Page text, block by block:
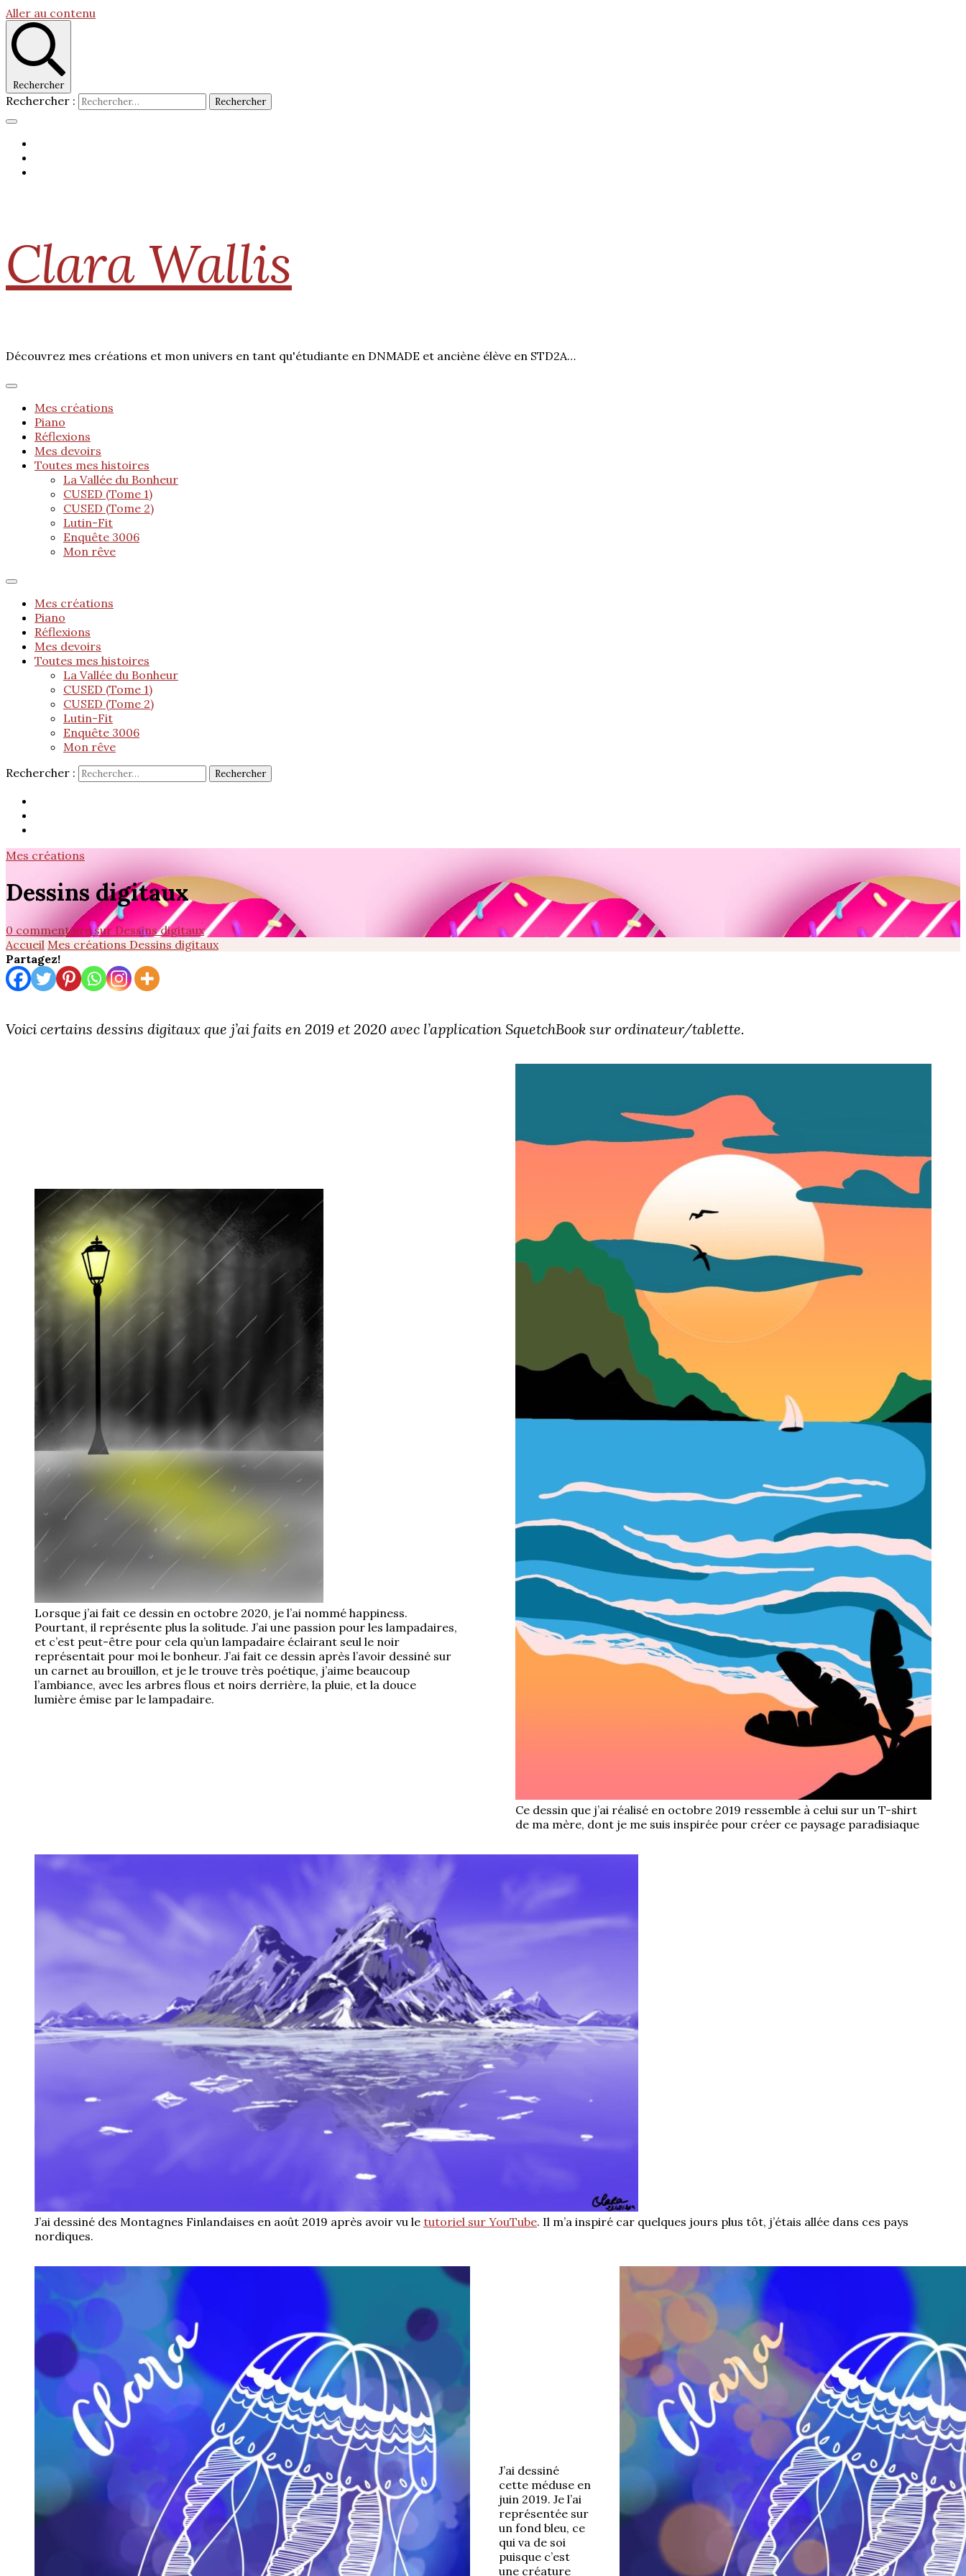
Aller au contenu
Rechercher
Rechercher :
Clara Wallis
Découvrez mes créations et mon univers en tant qu'étudiante en DNMADE et anciène élève en STD2A…
Mes créations
Piano
Réflexions
Mes devoirs
Toutes mes histoires
La Vallée du Bonheur
CUSED (Tome 1)
CUSED (Tome 2)
Lutin-Fit
Enquête 3006
Mon rêve
Mes créations
Piano
Réflexions
Mes devoirs
Toutes mes histoires
La Vallée du Bonheur
CUSED (Tome 1)
CUSED (Tome 2)
Lutin-Fit
Enquête 3006
Mon rêve
Rechercher :
Mes créations
Dessins digitaux
0 commentairesur Dessins digitaux
Accueil Mes créations Dessins digitaux
Partagez!
Voici certains dessins digitaux que j’ai faits en 2019 et 2020 avec l’application SquetchBook sur ordinateur/tablette.
Lorsque j’ai fait ce dessin en octobre 2020, je l’ai nommé happiness.
Pourtant, il représente plus la solitude. J’ai une passion pour les lampadaires,
et c’est peut-être pour cela qu’un lampadaire éclairant seul le noir
représentait pour moi le bonheur. J’ai fait ce dessin après l’avoir dessiné sur
un carnet au brouillon, et je le trouve très poétique, j’aime beaucoup
l’ambiance, avec les arbres flous et noirs derrière, la pluie, et la douce
lumière émise par le lampadaire.
Ce dessin que j’ai réalisé en octobre 2019 ressemble à celui sur un T-shirt
de ma mère, dont je me suis inspirée pour créer ce paysage paradisiaque
J’ai dessiné des Montagnes Finlandaises en août 2019 après avoir vu le tutoriel sur YouTube. Il m’a inspiré car quelques jours plus tôt, j’étais allée dans ces pays
nordiques.
J’ai dessiné
cette méduse en
juin 2019. Je l’ai
représentée sur
un fond bleu, ce
qui va de soi
puisque c’est
une créature